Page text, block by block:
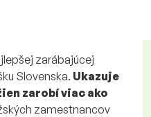
zarábajúcej
Slovenska. Ukazuje
zarobí viac ako
zamestnancov